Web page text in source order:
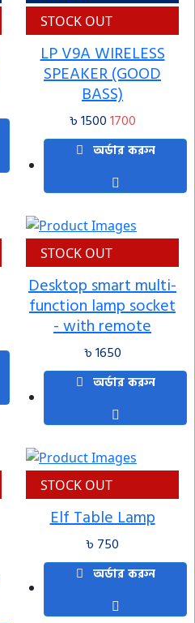
STOCK OUT
LP V9A WIRELESS
SPEAKER (GOOD
BASS)
৳ 15001700
অর্ডার করুন
STOCK OUT
Desktop smart multi-
function lamp socket
- with remote
৳ 1650
অর্ডার করুন
STOCK OUT
Elf Table Lamp
৳ 750
অর্ডার করুন